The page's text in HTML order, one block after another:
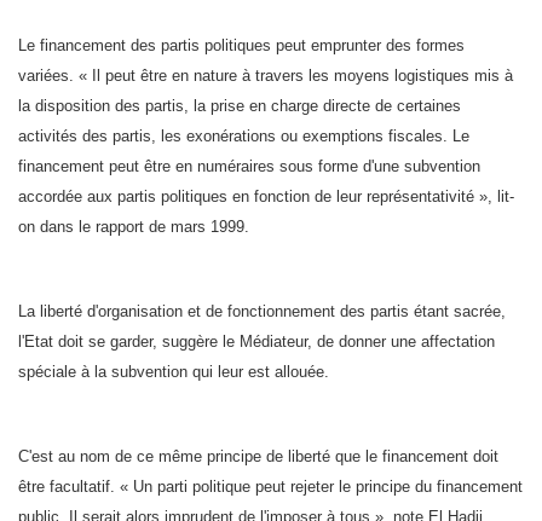
Le financement des partis politiques peut emprunter des formes
variées. « Il peut être en nature à travers les moyens logistiques mis à
la disposition des partis, la prise en charge directe de certaines
activités des partis, les exonérations ou exemptions fiscales. Le
financement peut être en numéraires sous forme d'une subvention
accordée aux partis politiques en fonction de leur représentativité », lit-
on dans le rapport de mars 1999.
La liberté d'organisation et de fonctionnement des partis étant sacrée,
l'Etat doit se garder, suggère le Médiateur, de donner une affectation
spéciale à la subvention qui leur est allouée.
C'est au nom de ce même principe de liberté que le financement doit
être facultatif. « Un parti politique peut rejeter le principe du financement
public. Il serait alors imprudent de l'imposer à tous », note El Hadji